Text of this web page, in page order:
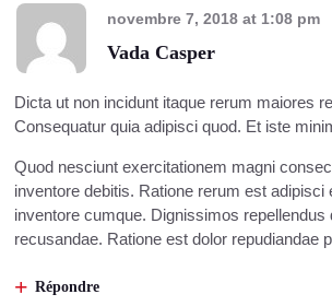
novembre 7, 2018 at 1:08 pm
Vada Casper
Dicta ut non incidunt itaque rerum maiores
Consequatur quia adipisci quod. Et iste
Quod nesciunt exercitationem magni
inventore debitis. Ratione rerum est adipisci
inventore cumque. Dignissimos repellendus
recusandae. Ratione est dolor repudiandae
Répondre